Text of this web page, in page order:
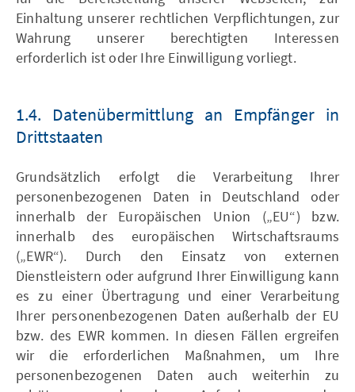
Einhaltung unserer rechtlichen Verpflichtungen, zur
Wahrung unserer berechtigten Interessen
erforderlich ist oder Ihre Einwilligung vorliegt.
1.4. Datenübermittlung an Empfänger in
Drittstaaten
Grundsätzlich erfolgt die Verarbeitung Ihrer
personenbezogenen Daten in Deutschland oder
innerhalb der Europäischen Union („EU“) bzw.
innerhalb des europäischen Wirtschaftsraums
(„EWR“). Durch den Einsatz von externen
Dienstleistern oder aufgrund Ihrer Einwilligung kann
es zu einer Übertragung und einer Verarbeitung
Ihrer personenbezogenen Daten außerhalb der EU
bzw. des EWR kommen. In diesen Fällen ergreifen
wir die erforderlichen Maßnahmen, um Ihre
personenbezogenen Daten auch weiterhin zu